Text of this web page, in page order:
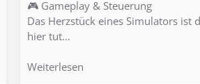
🎮 Gameplay & Steuerung
Das Herzstück eines Simulators ist
hier tut…
Weiterlesen